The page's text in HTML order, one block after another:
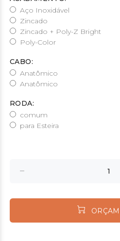
Aço Inoxidável
Zincado
Zincado + Poly-Z Bright
Poly-Color
CABO:
Anatômico
Anatômico
RODA:
comum
para Esteira